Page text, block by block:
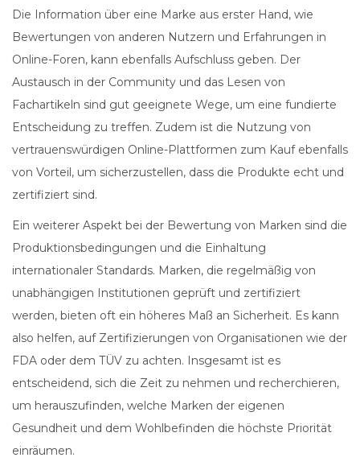
Die Information über eine Marke aus erster Hand, wie
Bewertungen von anderen Nutzern und Erfahrungen in
Online-Foren, kann ebenfalls Aufschluss geben. Der
Austausch in der Community und das Lesen von
Fachartikeln sind gut geeignete Wege, um eine fundierte
Entscheidung zu treffen. Zudem ist die Nutzung von
vertrauenswürdigen Online-Plattformen zum Kauf ebenfalls
von Vorteil, um sicherzustellen, dass die Produkte echt und
zertifiziert sind.
Ein weiterer Aspekt bei der Bewertung von Marken sind die
Produktionsbedingungen und die Einhaltung
internationaler Standards. Marken, die regelmäßig von
unabhängigen Institutionen geprüft und zertifiziert
werden, bieten oft ein höheres Maß an Sicherheit. Es kann
also helfen, auf Zertifizierungen von Organisationen wie der
FDA oder dem TÜV zu achten. Insgesamt ist es
entscheidend, sich die Zeit zu nehmen und recherchieren,
um herauszufinden, welche Marken der eigenen
Gesundheit und dem Wohlbefinden die höchste Priorität
einräumen.